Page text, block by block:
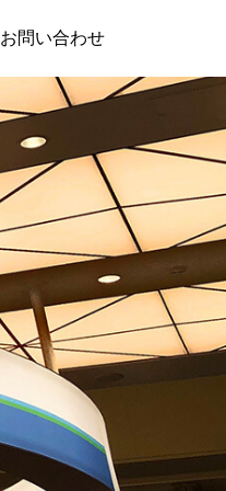
お問い合わせ